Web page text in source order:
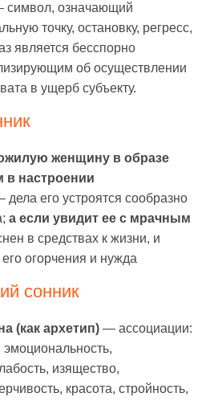
символ, означающий
точку, остановку, регресс,
является бесспорно
об осуществлении
в ущерб субъекту.
женщину в образе
в настроении
дела его устроятся сообразно
а если увидит ее с мрачным
в средствах к жизни, и
огорчения и нужда
сонник
(как архетип) — ассоциации:
эмоциональность,
изящество,
красота, стройность,